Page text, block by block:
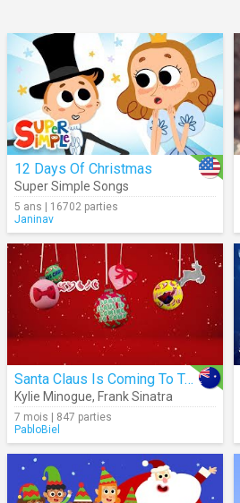
12 Days Of Christmas
Super Simple Songs
5 ans | 16702 parties
Janinav
Santa Claus Is Coming To Town (Visualizer)
Kylie Minogue, Frank Sinatra
7 mois | 847 parties
PabloBiel